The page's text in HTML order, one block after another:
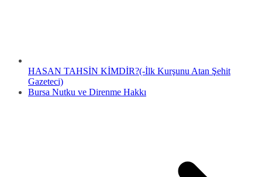
HASAN TAHSİN KİMDİR?(-İlk Kurşunu Atan Şehit
Gazeteci)
Bursa Nutku ve Direnme Hakkı